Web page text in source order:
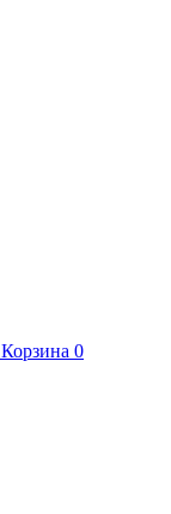
Корзина 0